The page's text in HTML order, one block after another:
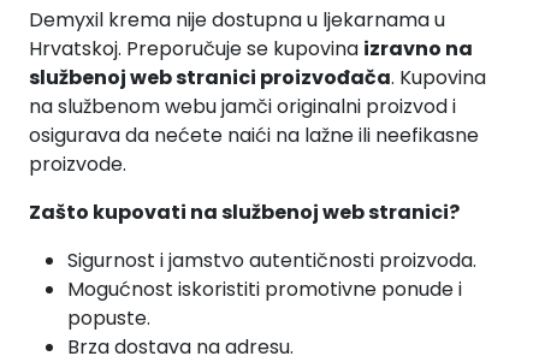
Demyxil krema nije dostupna u ljekarnama u
Hrvatskoj. Preporučuje se kupovina izravno na
službenoj web stranici proizvođača. Kupovina
na službenom webu jamči originalni proizvod i
osigurava da nećete naići na lažne ili neefikasne
proizvode.
Zašto kupovati na službenoj web stranici?
Sigurnost i jamstvo autentičnosti proizvoda.
Mogućnost iskoristiti promotivne ponude i
popuste.
Brza dostava na adresu.